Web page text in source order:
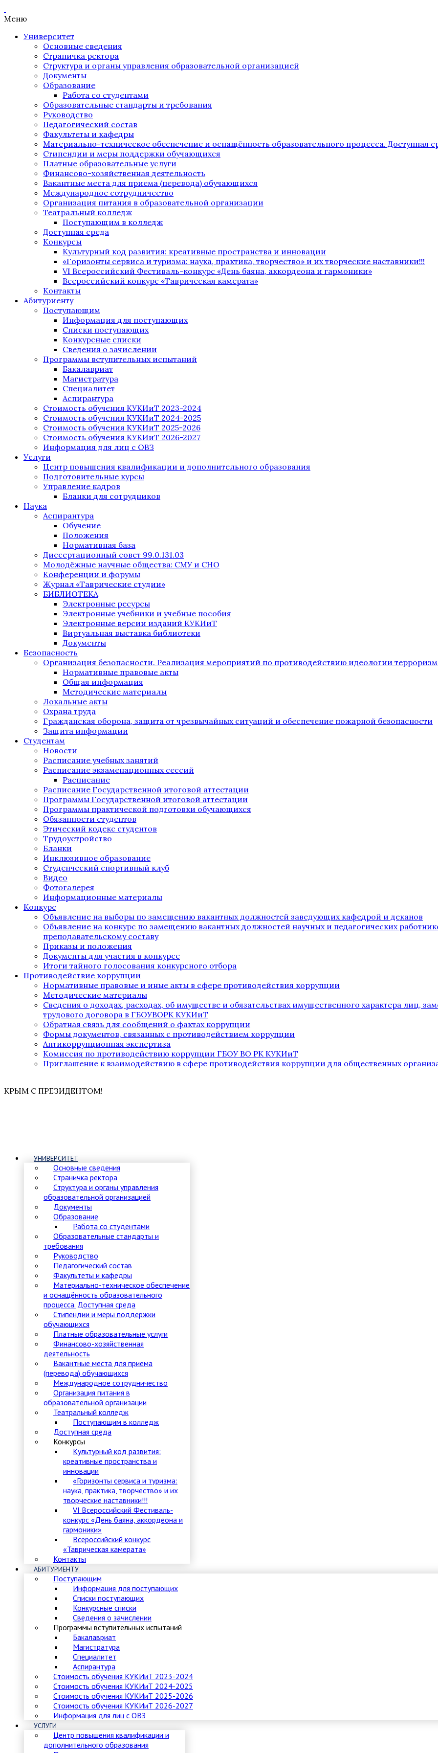
Меню
Университет
Основные сведения
Страничка ректора
Структура и органы управления образовательной организацией
Документы
Образование
Работа со студентами
Образовательные стандарты и требования
Руководство
Педагогический состав
Факультеты и кафедры
Материально-техническое обеспечение и оснащённость образовательного процесса. Доступная
Стипендии и меры поддержки обучающихся
Платные образовательные услуги
Финансово-хозяйственная деятельность
Вакантные места для приема (перевода) обучающихся
Международное сотрудничество
Организация питания в образовательной организации
Театральный колледж
Поступающим в колледж
Доступная среда
Конкурсы
Культурный код развития: креативные пространства и инновации
«Горизонты сервиса и туризма: наука, практика, творчество» и их творческие наставники!!!
VI Всероссийский Фестиваль-конкурс «День баяна, аккордеона и гармоники»
Всероссийский конкурс «Таврическая камерата»
Контакты
Абитуриенту
Поступающим
Информация для поступающих
Списки поступающих
Конкурсные списки
Сведения о зачислении
Программы вступительных испытаний
Бакалавриат
Магистратура
Специалитет
Аспирантура
Стоимость обучения КУКИиТ 2023-2024
Стоимость обучения КУКИиТ 2024-2025
Стоимость обучения КУКИиТ 2025-2026
Стоимость обучения КУКИиТ 2026-2027
Информация для лиц с ОВЗ
Услуги
Центр повышения квалификации и дополнительного образования
Подготовительные курсы
Управление кадров
Бланки для сотрудников
Наука
Аспирантура
Обучение
Положения
Нормативная база
Диссертационный совет 99.0.131.03
Молодёжные научные общества: СМУ и СНО
Конференции и форумы
Журнал «Таврические студии»
БИБЛИОТЕКА
Электронные ресурсы
Электронные учебники и учебные пособия
Электронные версии изданий КУКИиТ
Виртуальная выставка библиотеки
Документы
Безопасность
Организация безопасности. Реализация мероприятий по противодействию идеологии
Нормативные правовые акты
Общая информация
Методические материалы
Локальные акты
Охрана труда
Гражданская оборона, защита от чрезвычайных ситуаций и обеспечение пожарной безопасности
Защита информации
Студентам
Новости
Расписание учебных занятий
Расписание экзаменационных сессий
Расписание
Расписание Государственной итоговой аттестации
Программы Государственной итоговой аттестации
Программы практической подготовки обучающихся
Обязанности студентов
Этический кодекс студентов
Трудоустройство
Бланки
Инклюзивное образование
Студенческий спортивный клуб
Видео
Фотогалерея
Информационные материалы
Конкурс
Объявление на выборы по замещению вакантных должностей заведующих кафедрой и деканов
Объявление на конкурс по замещению вакантных должностей научных и педагогических
преподавательскому составу
Приказы и положения
Документы для участия в конкурсе
Итоги тайного голосования конкурсного отбора
Противодействие коррупции
Нормативные правовые и иные акты в сфере противодействия коррупции
Методические материалы
Сведения о доходах, расходах, об имуществе и обязательствах имущественного характера лиц,
трудового договора в ГБОУВОРК КУКИиТ
Обратная связь для сообщений о фактах коррупции
Формы документов, связанных с противодействием коррупции
Антикоррупционная экспертиза
Комиссия по противодействию коррупции ГБОУ ВО РК КУКИиТ
Приглашение к взаимодействию в сфере противодействия коррупции для общественных
КРЫМ С ПРЕЗИДЕНТОМ!
УНИВЕРСИТЕТ
Основные сведения
Страничка ректора
Структура и органы управления
образовательной организацией
Документы
Образование
Работа со студентами
Образовательные стандарты и
требования
Руководство
Педагогический состав
Факультеты и кафедры
Материально-техническое обеспечение
и оснащённость образовательного
процесса. Доступная среда
Стипендии и меры поддержки
обучающихся
Платные образовательные услуги
Финансово-хозяйственная
деятельность
Вакантные места для приема
(перевода) обучающихся
Международное сотрудничество
Организация питания в
образовательной организации
Театральный колледж
Поступающим в колледж
Доступная среда
Конкурсы
Культурный код развития:
креативные пространства и
инновации
«Горизонты сервиса и туризма:
наука, практика, творчество» и их
творческие наставники!!!
VI Всероссийский Фестиваль-
конкурс «День баяна, аккордеона и
гармоники»
Всероссийский конкурс
«Таврическая камерата»
Контакты
АБИТУРИЕНТУ
Поступающим
Информация для поступающих
Списки поступающих
Конкурсные списки
Сведения о зачислении
Программы вступительных испытаний
Бакалавриат
Магистратура
Специалитет
Аспирантура
Стоимость обучения КУКИиТ 2023-2024
Стоимость обучения КУКИиТ 2024-2025
Стоимость обучения КУКИиТ 2025-2026
Стоимость обучения КУКИиТ 2026-2027
Информация для лиц с ОВЗ
УСЛУГИ
Центр повышения квалификации и
дополнительного образования